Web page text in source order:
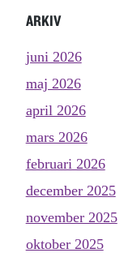
ARKIV
juni 2026
maj 2026
april 2026
mars 2026
februari 2026
december 2025
november 2025
oktober 2025